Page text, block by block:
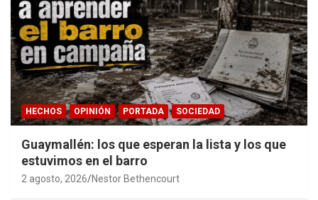
HECHOS OPINIÓN PORTADA SOCIEDAD
Guaymallén: los que esperan la lista y los que
estuvimos en el barro
2 agosto, 2026 Nestor Bethencourt